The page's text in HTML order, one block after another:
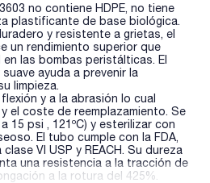
no contiene HDPE, no tiene
plastificante de base biológica.
y resistente a grietas, el
un rendimiento superior que
las bombas peristálticas. El
ayuda a prevenir la
limpieza.
y a la abrasión lo cual
el coste de reemplazamiento. Se
15 psi , 121ºC) y esterilizar con
El tubo cumple con la FDA,
VI USP y REACH. Su dureza
una resistencia a la tracción de
a la rotura del 425%.